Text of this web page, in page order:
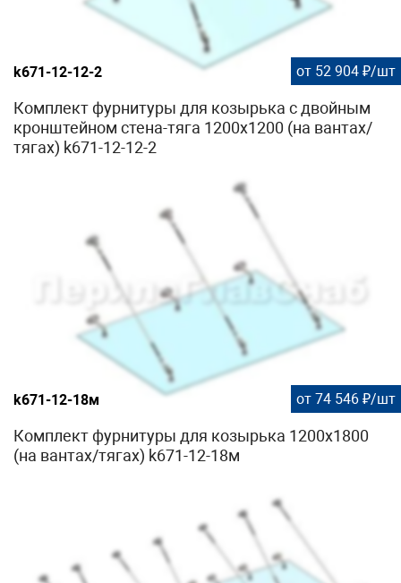
k671-12-12-2 от 52 904 ₽/шт
Комплект фурнитуры для козырька с двойным
кронштейном стена-тяга 1200х1200 (на вантах/
тягах) k671-12-12-2
k671-12-18м от 74 546 ₽/шт
Комплект фурнитуры для козырька 1200х1800
(на вантах/тягах) k671-12-18м